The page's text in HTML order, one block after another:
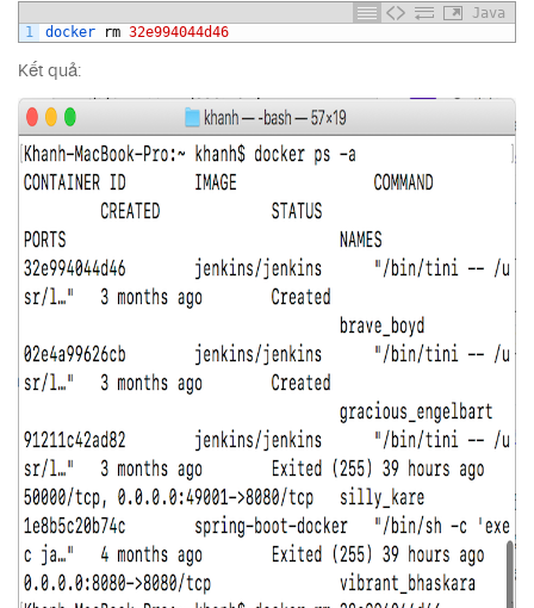
Java
1
docker rm 32e994044d46
Kết quả: